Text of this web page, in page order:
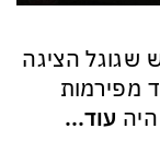
החדש שגוגל הציגה
מפירמות
עוד...